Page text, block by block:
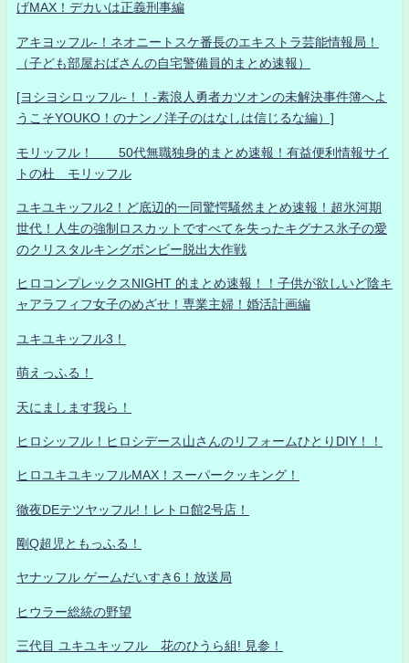
げMAX！デカいは正義刑事編
アキヨッフル-！ネオニートスケ番長のエキストラ芸能情報局！
（子ども部屋おばさんの自宅警備員的まとめ速報）
[ヨシヨシロッフル-！！-素浪人勇者カツオンの未解決事件簿へよ
うこそYOUKO！のナンノ洋子のはなしは信じるな編）]
モリッフル！ 50代無職独身的まとめ速報！有益便利情報サイ
トの杜 モリッフル
ユキユキッフル2！ど底辺的一同驚愕騒然まとめ速報！超氷河期
世代！人生の強制ロスカットですべてを失ったキグナス氷子の愛
のクリスタルキングボンビー脱出大作戦
ヒロコンプレックスNIGHT 的まとめ速報！！子供が欲しいど陰キ
ャアラフィフ女子のめざせ！専業主婦！婚活計画編
ユキユキッフル3！
萌えっふる！
天にまします我ら！
ヒロシッフル！ヒロシデース山さんのリフォームひとりDIY！！
ヒロユキユキッフルMAX！スーパークッキング！
徹夜DEテツヤッフル!！レトロ館2号店！
剛Q超児ともっふる！
ヤナッフル ゲームだいすき6！放送局
ヒウラー総統の野望
三代目 ユキユキッフル 花のひうら組! 見参！